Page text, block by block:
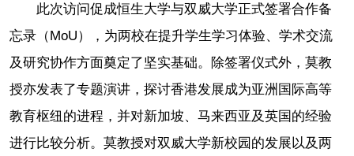
此次访问促成恒生大学与双威大学正式签署合作备
忘录（MoU），为两校在提升学生学习体验、学术交流
及研究协作方面奠定了坚实基础。除签署仪式外，莫教
授亦发表了专题演讲，探讨香港发展成为亚洲国际高等
教育枢纽的进程，并对新加坡、马来西亚及英国的经验
进行比较分析。莫教授对双威大学新校园的发展以及两